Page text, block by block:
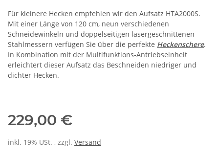
Für kleinere Hecken empfehlen wir den Aufsatz HTA2000S.
Mit einer Länge von 120 cm, neun verschiedenen
Schneidewinkeln und doppelseitigen lasergeschnittenen
Stahlmessern verfügen Sie über die perfekte Heckenschere.
In Kombination mit der Multifunktions-Antriebseinheit
erleichtert dieser Aufsatz das Beschneiden niedriger und
dichter Hecken.
229,00 €
inkl. 19% USt. , zzgl. Versand